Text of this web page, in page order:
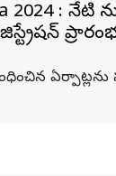
2024 : నేటి
ఏర్పాట్లను